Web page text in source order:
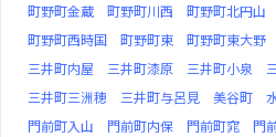
町野町金蔵
町野町川西 町野町北円山
町野町西時国
町野町東 町野町東大野
三井町内屋
三井町漆原 三井町小泉
三井町三洲穂
三井町与呂見 美谷町
門前町入山
門前町内保 門前町窕 門